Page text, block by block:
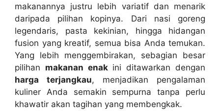
makanannya justru lebih variatif dan menarik
daripada pilihan kopinya. Dari nasi goreng
legendaris, pasta kekinian, hingga hidangan
fusion yang kreatif, semua bisa Anda temukan.
Yang lebih menggembirakan, sebagian besar
pilihan makanan enakini ditawarkan dengan
harga terjangkau, menjadikan pengalaman
kuliner Anda semakin sempurna tanpa perlu
khawatir akan tagihan yang membengkak.